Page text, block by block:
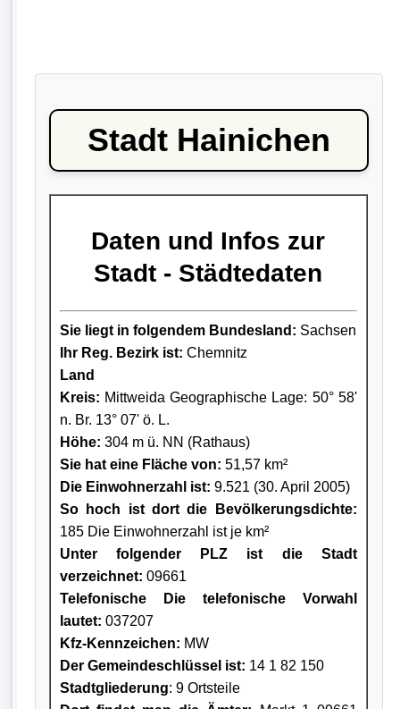
Stadt Hainichen
Daten und Infos zur
Stadt - Städtedaten
Sie liegt in folgendem Bundesland: Sachsen
Ihr Reg. Bezirk ist: Chemnitz
Land
Kreis: Mittweida Geographische Lage: 50° 58'
n. Br. 13° 07' ö. L.
Höhe: 304 m ü. NN (Rathaus)
Sie hat eine Fläche von: 51,57 km²
Die Einwohnerzahl ist: 9.521 (30. April 2005)
So hoch ist dort die Bevölkerungsdichte:
185 Die Einwohnerzahl ist je km²
Unter folgender PLZ ist die Stadt
verzeichnet: 09661
Telefonische Die telefonische Vorwahl
lautet: 037207
Kfz-Kennzeichen: MW
Der Gemeindeschlüssel ist: 14 1 82 150
Stadtgliederung: 9 Ortsteile